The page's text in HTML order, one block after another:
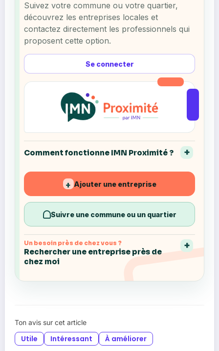
Se connecter
Suivez votre commune ou votre quartier,
découvrez les entreprises locales et
contactez directement les professionnels qui
proposent cette option.
Comment fonctionne IMN Proximité ?
+ Ajouter une entreprise
Suivre une commune ou un quartier
Un besoin près de chez vous ?
Rechercher une entreprise près de
chez moi
Ton avis sur cet article
Utile Intéressant À améliorer